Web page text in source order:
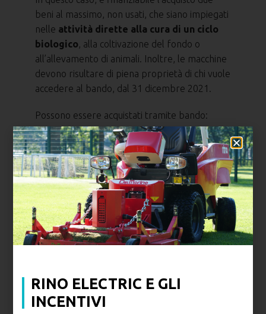
beni al massimo, non usati, che siano impiegati
nelle attività dirette alla cura di un ciclo
biologico, alla coltivazione del fondo o
all’allevamento di animali. Inoltre, le macchine
devono risultare di piena proprietà di chi vuole
accedere al bando, dal 31 dicembre 2021.
Possono essere acquistati tramite bando:
un trattore agricolo o forestale e una
macchina agricola e forestale (dotata o
meno di un motore proprio);
una macchina agricola e forestale dotata di
motore proprio e una non dotata di motore
proprio;
due macchine agricole e forestali non
dotate di motore proprio.
IMPORTI
FINANZIABILI
RINO ELECTRIC E GLI
INCENTIVI